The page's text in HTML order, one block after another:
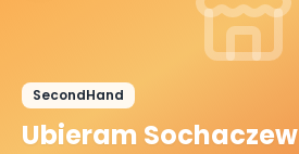
SecondHand
Ubieram Sochaczew